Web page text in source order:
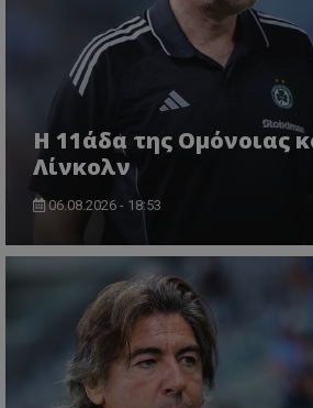
Η 11άδα της Ομόνοιας
Λίνκολν
06.08.2026 - 18:53